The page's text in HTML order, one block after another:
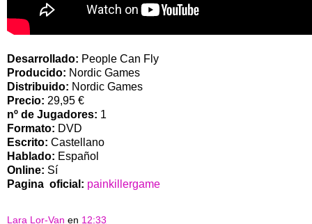
Desarrollado: People Can Fly
Producido: Nordic Games
Distribuido: Nordic Games
Precio: 29,95 €
nº de Jugadores: 1
Formato: DVD
Escrito: Castellano
Hablado: Español
Online: Sí
Pagina oficial: painkillergame
Lara Lor-Van en 12:33